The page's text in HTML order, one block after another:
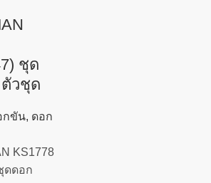
ชุด
วชุด
กขัน, ดอก